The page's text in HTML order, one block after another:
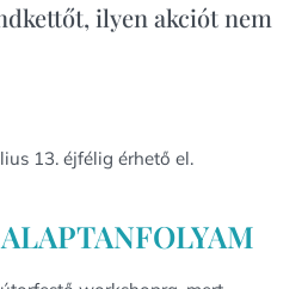
ilyen akciót nem
13. éjfélig érhető el.